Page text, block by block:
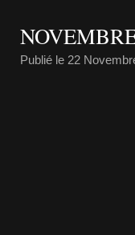
Publié le 22